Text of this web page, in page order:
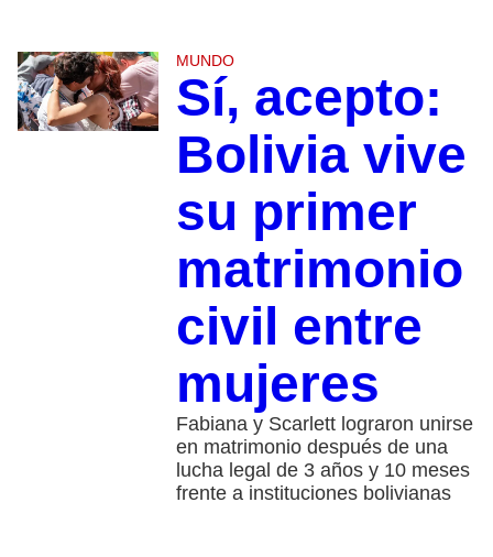
MUNDO
Sí, acepto:
Bolivia vive
su primer
matrimonio
civil entre
mujeres
Fabiana y Scarlett lograron unirse
en matrimonio después de una
lucha legal de 3 años y 10 meses
frente a instituciones bolivianas